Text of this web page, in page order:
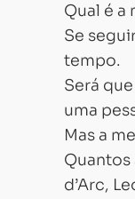
Qual é a
Se
tempo.
Será
uma
Mas a
Quantos
d’Arc,